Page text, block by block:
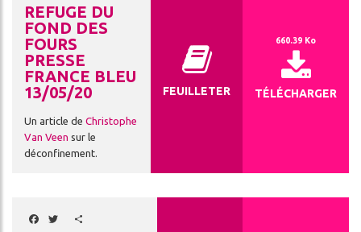
REFUGE DU
FOND DES
FOURS
PRESSE
FRANCE BLEU
13/05/20
Un article de Christophe
Van Veen sur le
déconfinement.
FEUILLETER
660.39 Ko
TÉLÉCHARGER
Facebook
Twitter